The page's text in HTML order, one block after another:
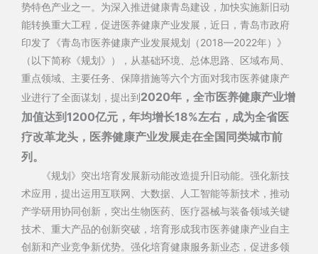
势特色产业之一。为深入推进健康青岛建设，加快实施新旧动
能转换重大工程，促进医养健康产业发展，近日，青岛市政府
印发了《青岛市医养健康产业发展规划（2018—2022年）》
（以下简称《规划》），从基础环境、总体思路、区域布局、
重点领域、主要任务、保障措施等六个方面对我市医养健康产
业进行了全面谋划，提出到2020年，全市医养健康产业增
加值达到1200亿元，年均增长18%左右 ，成为全省医
疗改革龙头，医养健康产业发展走在全国同类城市前
列。
《规划》突出培育发展新动能改造提升旧动能。强化新技
术应用，提出运用互联网、大数据、人工智能等新技术，推动
产学研用协同创新，突出生物医药、医疗器械与装备领域关键
技术、重大产品的创新突破，培育形成我市医养健康产业自主
创新和产业竞争新优势。强化培育健康服务新业态，促进多领